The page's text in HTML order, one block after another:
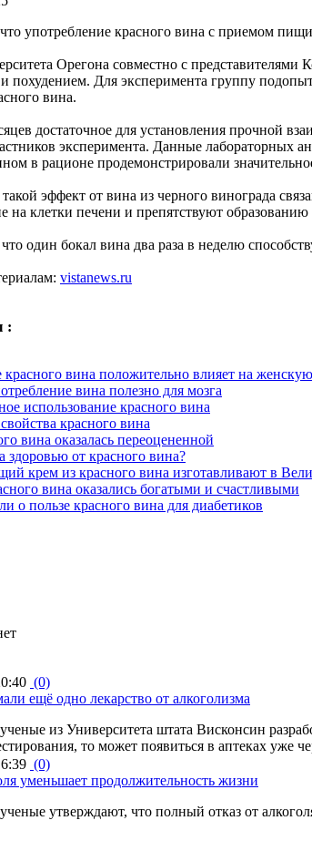
употребление красного вина с приемом
Орегона совместно с
похудением. Для эксперимента группу
вина.
достаточное для установления прочной
эксперимента. Данные лабораторных
в рационе продемонстрировали
эффект от вина из черного винограда
на клетки печени и препятствуют
один бокал вина два раза в неделю
vistanews.ru
:
красного вина положительно влияет на женскую
вина полезно для мозга
использование красного вина
красного вина
вина оказалась переоцененной
здоровью от красного вина?
крем из красного вина изготавливают в
вина оказались богатыми и счастливыми
о пользе красного вина для диабетиков
(0)
ещё одно лекарство от алкоголизма
из Университета штата Висконсин
то может появиться в аптеках уже
(0)
уменьшает продолжительность жизни
утверждают, что полный отказ от